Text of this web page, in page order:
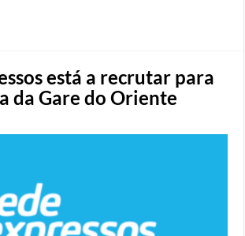
está a recrutar para
da Gare do Oriente